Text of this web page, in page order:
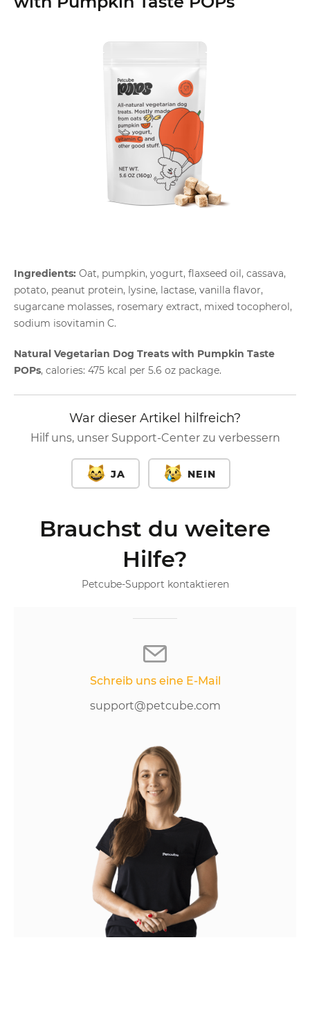
Ingredients: Oat, pumpkin, yogurt, flaxseed oil, cassava,
potato, peanut protein, lysine, lactase, vanilla flavor,
sugarcane molasses, rosemary extract, mixed tocopherol,
sodium isovitamin C.
Natural Vegetarian Dog Treats with Pumpkin Taste
POPs, calories: 475 kcal per 5.6 oz package.
War dieser Artikel hilfreich?
Hilf uns, unser Support-Center zu verbessern
JA NEIN
Brauchst du weitere
Hilfe?
Petcube-Support kontaktieren
Schreib uns eine E-Mail
support@petcube.com